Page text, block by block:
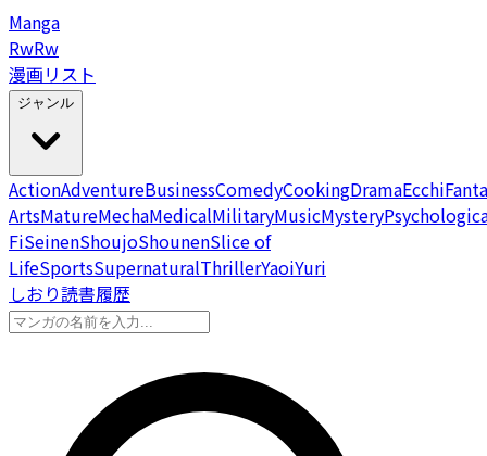
Manga
RwRw
漫画リスト
ジャンル
ActionAdventureBusinessComedyCookingDramaEcchi
ArtsMatureMechaMedicalMilitaryMusicMystery
FiSeinenShoujoShounenSlice of
LifeSportsSupernaturalThrillerYaoiYuri
しおり読書履歴